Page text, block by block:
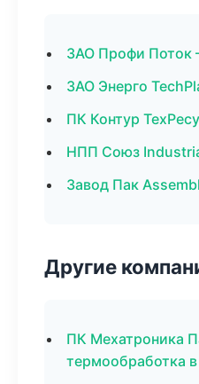
ЗАО Профи Поток
ЗАО Энерго
ПК Контур
НПП Союз
Завод Пак
Другие
ПК Мехатроника
термообработка